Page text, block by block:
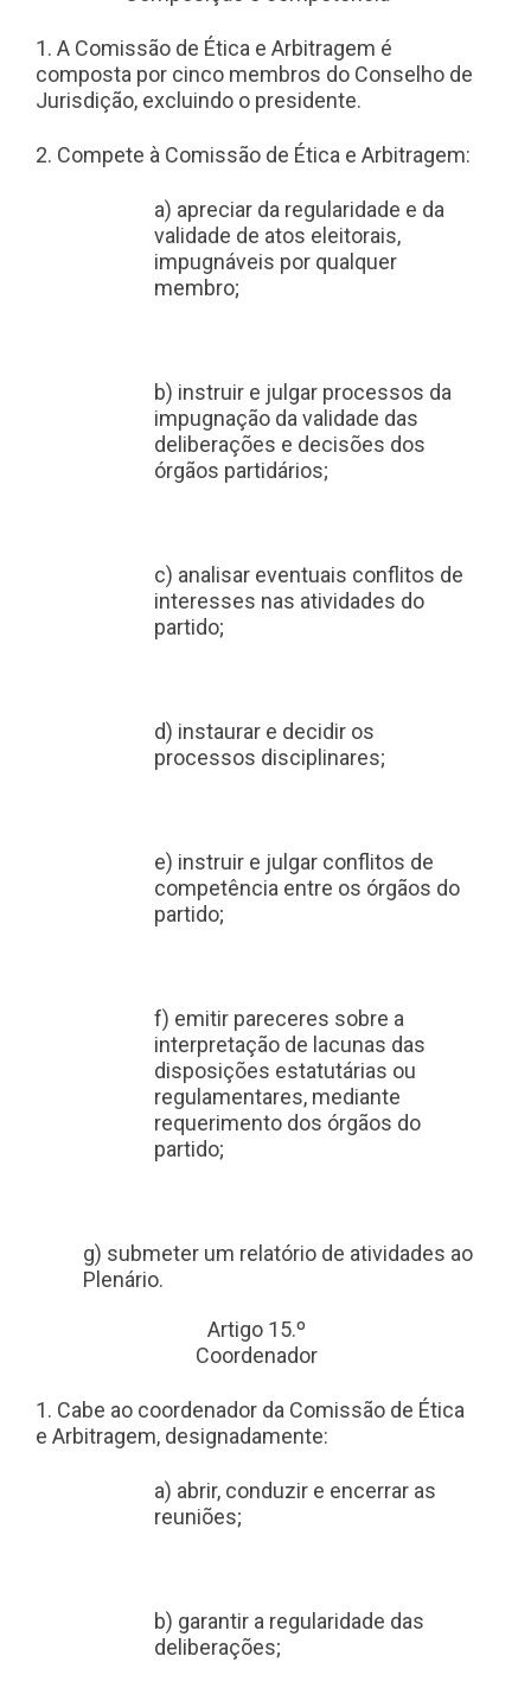
1. A Comissão de Ética e Arbitragem é
composta por cinco membros do Conselho de
Jurisdição, excluindo o presidente.
2. Compete à Comissão de Ética e Arbitragem:
a) apreciar da regularidade e da
validade de atos eleitorais,
impugnáveis por qualquer
membro;
b) instruir e julgar processos da
impugnação da validade das
deliberações e decisões dos
órgãos partidários;
c) analisar eventuais conflitos de
interesses nas atividades do
partido;
d) instaurar e decidir os
processos disciplinares;
e) instruir e julgar conflitos de
competência entre os órgãos do
partido;
f) emitir pareceres sobre a
interpretação de lacunas das
disposições estatutárias ou
regulamentares, mediante
requerimento dos órgãos do
partido;
g) submeter um relatório de atividades ao
Plenário.
Artigo 15.º
Coordenador
1. Cabe ao coordenador da Comissão de Ética
e Arbitragem, designadamente:
a) abrir, conduzir e encerrar as
reuniões;
b) garantir a regularidade das
deliberações;